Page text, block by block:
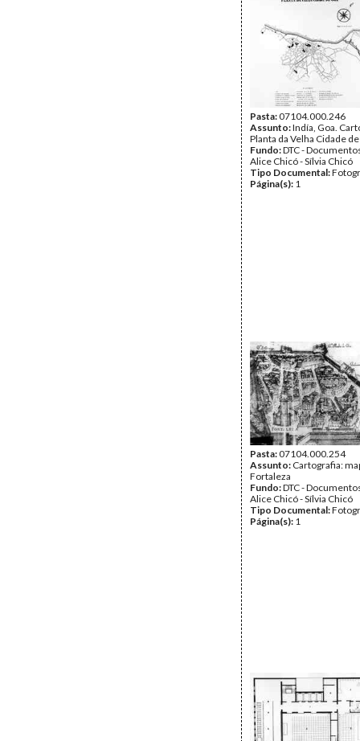
Pasta:07104.000.246
Assunto:Indía, Goa.
Planta da Velha Cidade
Fundo:DTC -
Alice Chicó - Sílvia Chicó
Tipo Documental:
Página(s): 1
Pasta:07104.000.254
Assunto: Cartografia:
Fortaleza
Fundo:DTC -
Alice Chicó - Sílvia Chicó
Tipo Documental:
Página(s): 1